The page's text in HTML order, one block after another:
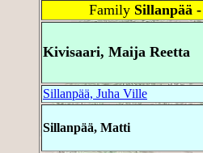
Family Sillanpää
Kivisaari, Maija Reetta
Sillanpää, Juha Ville
Sillanpää, Matti